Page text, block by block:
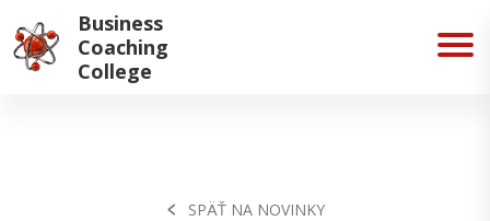
https://www.youtube.com/watch?v=GSe7C1c_Qak&
;list=PLnAD5gicVk_9Ucva8q1Snl6d26CJgaShk&index=18" />
Business
Coaching
College
SPÄŤ NA NOVINKY